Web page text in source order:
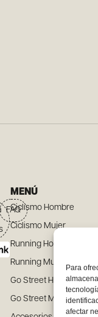
Para
afectar
FAQ
MENÚ
Ciclismo Hombre
Ciclismo Mujer
Running Hombre
Running Mujer
Go Street Hombre
Go Street Mujer